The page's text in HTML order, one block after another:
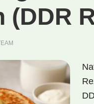
(DDR